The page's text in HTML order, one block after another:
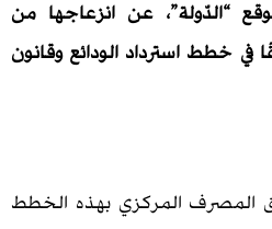
عن انزعاجها من
الودائع وقانون
المركزي بهذه الخطط